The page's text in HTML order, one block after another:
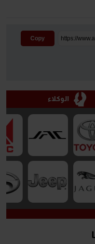
Copy
الوكلاء